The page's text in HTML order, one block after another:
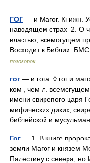
ГОГ — и Магог. Книжн.
наводящем страх. 2. О
властью, всемогущем
Восходит к Библии.
поговорок
гог — и гога. ◊ гог и
ком , чем л.
имени свирепого царя
мифических диких,
библейской и
Гог — 1. В книге
земли Магог и князем
Палестину с севера,